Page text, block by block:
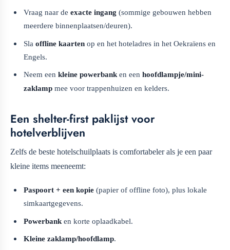
Vraag naar deexacte ingang (sommige gebouwen hebben
meerdere binnenplaatsen/deuren).
Slaoffline kaarten op en het hoteladres in het Oekraïens en
Engels.
Neem eenkleine powerbanken eenhoofdlampje/mini-
zaklamp mee voor trappenhuizen en kelders.
Een shelter-first paklijst voor
hotelverblijven
Zelfs de beste hotelschuilplaats is comfortabeler als je een paar
kleine items meeneemt:
Paspoort + een kopie (papier of offline foto), plus lokale
simkaartgegevens.
Powerbank en korte oplaadkabel.
Kleine zaklamp/hoofdlamp.